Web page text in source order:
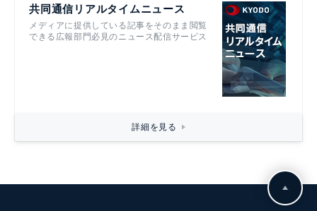
共同通信リアルタイムニュース
メディアに提供している記事をそのまま閲覧
できる広報部門必見のニュース配信サービス
詳細を見る